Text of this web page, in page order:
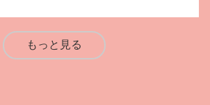
もっと見る